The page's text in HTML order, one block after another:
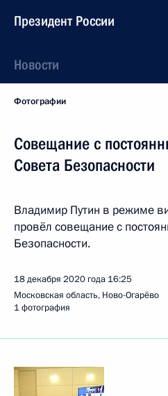
Президент России
Новости
Фотографии
Совещание с
Совета Безопасности
Владимир Путин в режиме
провёл совещание с
Безопасности.
18 декабря 2020 года 16:25
Московская область, Ново-Огарёво
1 фотография